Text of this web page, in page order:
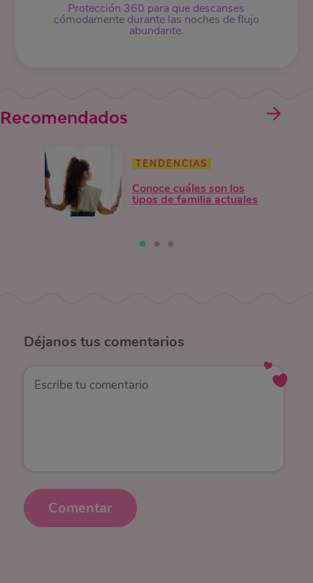
Protección 360 para que descanses
cómodamente durante las noches de flujo
abundante.
Recomendados
TENDENCIAS
Conoce cuáles son los
tipos de familia actuales
Déjanos tus comentarios
Comentar